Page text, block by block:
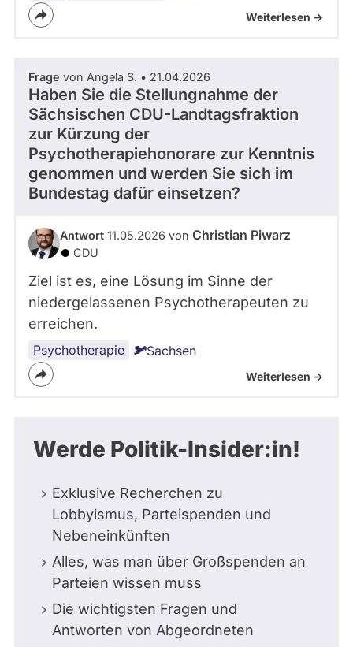
Weiterlesen ->
Frage von Angela S. • 21.04.2026
Haben Sie die Stellungnahme der
Sächsischen CDU-Landtagsfraktion
zur Kürzung der
Psychotherapiehonorare zur Kenntnis
genommen und werden Sie sich im
Bundestag dafür einsetzen?
Antwort 11.05.2026 von Christian Piwarz
CDU
Ziel ist es, eine Lösung im Sinne der
niedergelassenen Psychotherapeuten zu
erreichen.
Psychotherapie Sachsen
Weiterlesen ->
Werde Politik-Insider:in!
Exklusive Recherchen zu
Lobbyismus, Parteispenden und
Nebeneinkünften
Alles, was man über Großspenden an
Parteien wissen muss
Die wichtigsten Fragen und
Antworten von Abgeordneten